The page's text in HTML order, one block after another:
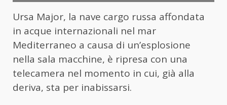
Ursa Major, la nave cargo russa affondata
in acque internazionali nel mar
Mediterraneo a causa di un’esplosione
nella sala macchine, è ripresa con una
telecamera nel momento in cui, già alla
deriva, sta per inabissarsi.